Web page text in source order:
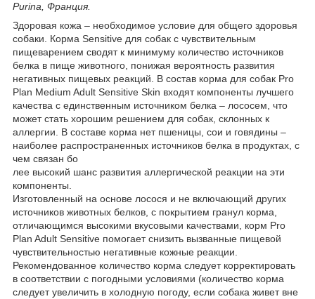
Purina, Франция.
Здоровая кожа – необходимое условие для общего здоровья
собаки. Корма Sensitive для собак с чувствительным
пищеварением сводят к минимуму количество источников
белка в пище животного, понижая вероятность развития
негативных пищевых реакций. В состав корма для собак Pro
Plan Medium Adult Sensitive Skin входят компоненты лучшего
качества с единственным источником белка – лососем, что
может стать хорошим решением для собак, склонных к
аллергии. В составе корма нет пшеницы, сои и говядины –
наиболее распространенных источников белка в продуктах, с
чем связан бо
лее высокий шанс развития аллергической реакции на эти
компоненты.
Изготовленный на основе лосося и не включающий других
источников животных белков, с покрытием гранул корма,
отличающимся высокими вкусовыми качествами, корм Pro
Plan Adult Sensitive помогает снизить вызванные пищевой
чувствительностью негативные кожные реакции.
Рекомендованное количество корма следует корректировать
в соответствии с погодными условиями (количество корма
следует увеличить в холодную погоду, если собака живет вне